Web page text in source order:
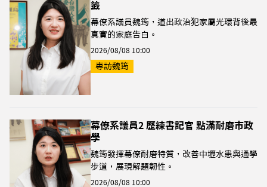
籤
幕僚系議員魏筠，道出政治犯家屬光環背後最
真實的家庭告白。
2026/08/08 10:00
專訪魏筠
幕僚系議員2 歷練書記官 點滿耐磨市政
學
魏筠發揮幕僚耐磨特質，改善中壢水患與通學
步道，展現解題韌性。
2026/08/08 10:00